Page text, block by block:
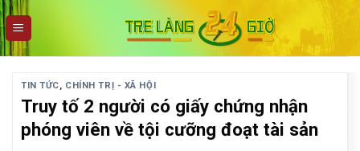
Skip
to
content
TIN TỨC, CHÍNH TRỊ - XÃ HỘI
Truy tố 2 người có giấy chứng nhận
phóng viên về tội cưỡng đoạt tài sản